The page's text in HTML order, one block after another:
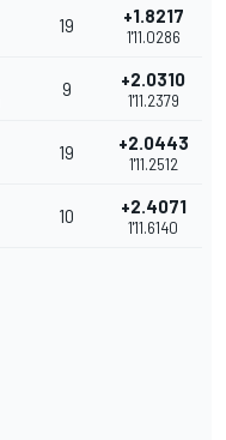
19 +1.8217
1'11.0286
9 +2.0310
1'11.2379
19 +2.0443
1'11.2512
10 +2.4071
1'11.6140